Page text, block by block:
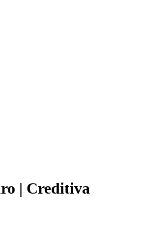
| Creditiva